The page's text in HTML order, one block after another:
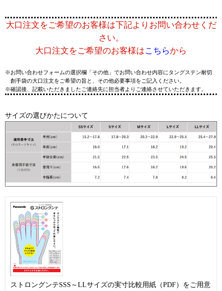
大口注文をご希望のお客様は下記よりお問い合わせくだ
さい。
大口注文をご希望のお客様はこちらから
※お問い合わせフォームの選択欄「その他」でお問い合わせ内容にタングステン耐切
創手袋の大口注文をご希望の旨と、その他必要事項をご記入ください。
※確認後、記載いただきましたご連絡先に担当者よりご連絡させていただきます。
サイズの選びかたについて
ストロングンテSSS～LLサイズの実寸比較用紙（PDF）をご用意